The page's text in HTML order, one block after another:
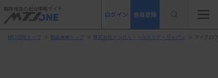
臨床検査の総合情報サイト
ログイン 会員登録
MTJONEトップ ＞ 製品検索トップ ＞ 株式会社アンセル・ヘルスケア・ジャパン ＞ マイクロ